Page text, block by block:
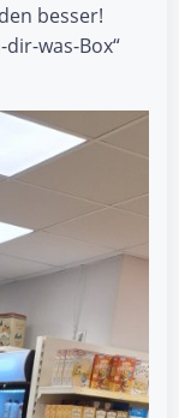
besser!
was-Box“